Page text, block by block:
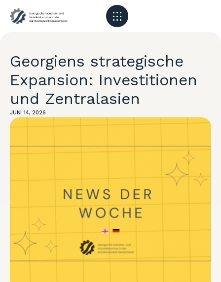
Georgiens strategische
Expansion: Investitionen
und Zentralasien
JUNI 14, 2026